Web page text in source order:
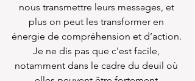
nous transmettre leurs messages, et
plus on peut les transformer en
énergie de compréhension et d’action.
Je ne dis pas que c'est facile,
notamment dans le cadre du deuil où